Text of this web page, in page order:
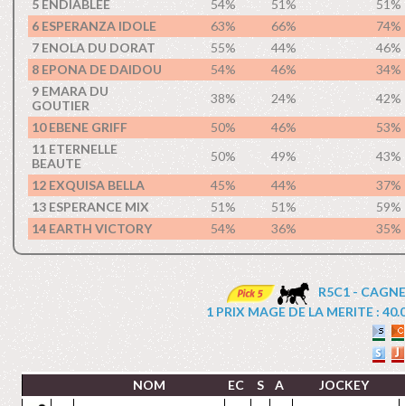
5 ENDIABLEE 54% 51%
51%
6 ESPERANZA IDOLE
63% 66%
74%
7 ENOLA DU DORAT
55% 44%
46%
8 EPONA DE DAIDOU
54% 46%
34%
9 EMARA DU
GOUTIER
38% 24%
42%
10 EBENE GRIFF
50% 46%
53%
11 ETERNELLE
BEAUTE
50% 49%
43%
12 EXQUISA BELLA
45% 44%
37%
13 ESPERANCE MIX
51% 51%
59%
14 EARTH VICTORY
54% 36% 35%
R5C1 -
1 PRIX MAGE DE LA MERITE :
NOM EC S A
JOCKEY